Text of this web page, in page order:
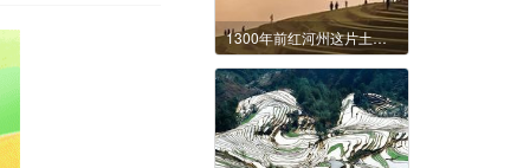
1300年前红河州这片土地……